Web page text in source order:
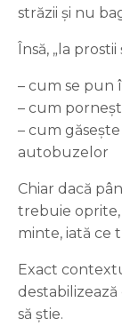
străzii și nu
Însă, „la prostii
– cum se pun
– cum
– cum
autobuzelor
Chiar dacă
trebuie
minte, iată ce
Exact
să știe.